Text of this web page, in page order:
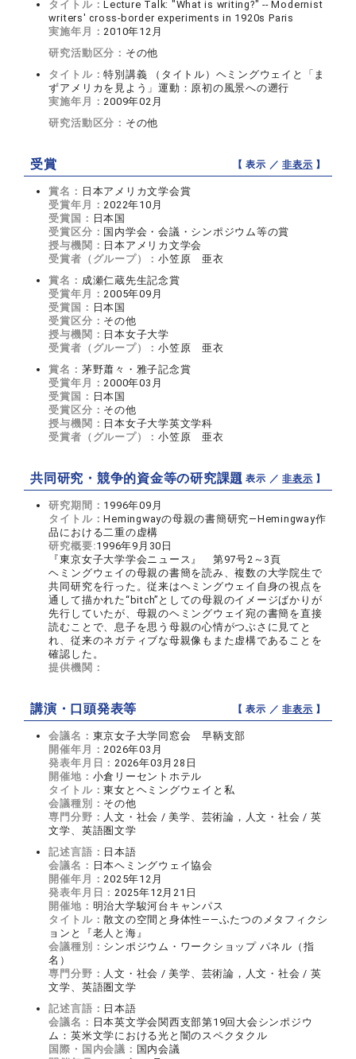
タイトル：Lecture Talk: "What is writing?" -- Modernist
writers' cross-border experiments in 1920s Paris
実施年月：2010年12月
研究活動区分： その他
タイトル：特別講義 （タイトル）ヘミングウェイと「ま
ずアメリカを見よう」運動：原初の風景への遡行
実施年月：2009年02月
研究活動区分： その他
受賞 【 表示 ／非表示 】
賞名： 日本アメリカ文学会賞
受賞年月：2022年10月
受賞国： 日本国
受賞区分： 国内学会・会議・シンポジウム等の賞
授与機関： 日本アメリカ文学会
受賞者（グループ）：小笠原 亜衣
賞名： 成瀬仁蔵先生記念賞
受賞年月：2005年09月
受賞国： 日本国
受賞区分： その他
授与機関： 日本女子大学
受賞者（グループ）：小笠原 亜衣
賞名： 茅野蕭々・雅子記念賞
受賞年月：2000年03月
受賞国： 日本国
受賞区分： その他
授与機関： 日本女子大学英文学科
受賞者（グループ）：小笠原 亜衣
共同研究・競争的資金等の研究課題【 表示 ／非表示 】
研究期間： 1996年09月
タイトル：Hemingwayの母親の書簡研究―Hemingway作
品における二重の虚構
研究概要:1996年9月30日
『東京女子大学学会ニュース』 第97号2～3頁
ヘミングウェイの母親の書簡を読み、複数の大学院生で
共同研究を行った。従来はヘミングウェイ自身の視点を
通して描かれた“bitch”としての母親のイメージばかりが
先行していたが、母親のヘミングウェイ宛の書簡を直接
読むことで、息子を思う母親の心情がつぶさに見てと
れ、従来のネガティブな母親像もまた虚構であることを
確認した。
提供機関：
講演・口頭発表等 【 表示 ／非表示 】
会議名： 東京女子大学同窓会 早鞆支部
開催年月：2026年03月
発表年月日：2026年03月28日
開催地： 小倉リーセントホテル
タイトル：東女とヘミングウェイと私
会議種別： その他
専門分野： 人文・社会 / 美学、芸術論，人文・社会 / 英
文学、英語圏文学
記述言語： 日本語
会議名： 日本ヘミングウェイ協会
開催年月：2025年12月
発表年月日：2025年12月21日
開催地： 明治大学駿河台キャンパス
タイトル：散文の空間と身体性――ふたつのメタフィクシ
ョンと『老人と海』
会議種別： シンポジウム・ワークショップ パネル（指
名）
専門分野： 人文・社会 / 美学、芸術論，人文・社会 / 英
文学、英語圏文学
記述言語： 日本語
会議名： 日本英文学会関西支部第19回大会シンポジウ
ム：英米文学における光と闇のスペクタクル
国際・国内会議： 国内会議